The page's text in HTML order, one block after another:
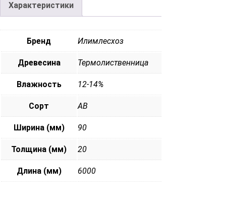
Характеристики
Бренд Илимлесхоз
Древесина Термолиственница
Влажность 12-14%
Сорт АВ
Ширина (мм) 90
Толщина (мм) 20
Длина (мм) 6000